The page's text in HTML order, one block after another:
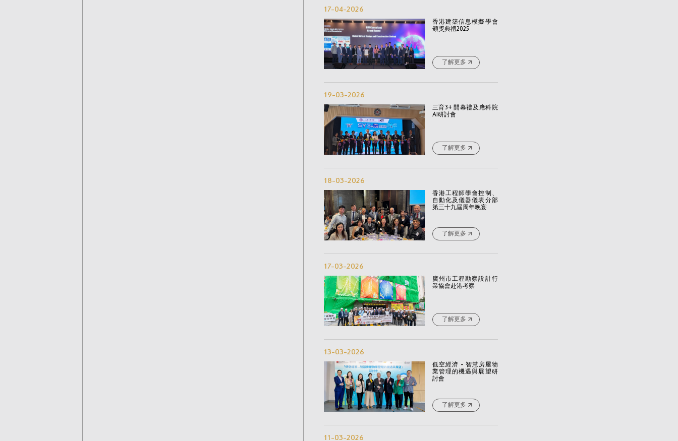
17-04-2026
香港建築信息模擬學會
頒獎典禮2025
了解更多
19-03-2026
三育3+ 開幕禮及應科院
AI研討會
了解更多
18-03-2026
香港工程師學會控制、
自動化及儀器儀表分部
第三十九屆周年晚宴
了解更多
17-03-2026
廣州市工程勘察設計行
業協會赴港考察
了解更多
13-03-2026
低空經濟 - 智慧房屋物
業管理的機遇與展望研
討會
了解更多
11-03-2026